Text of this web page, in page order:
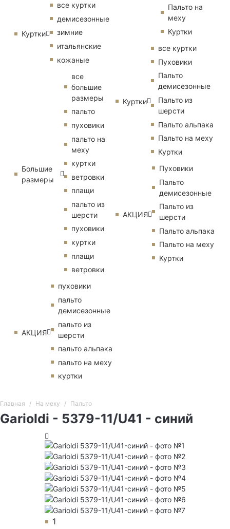
Куртки
все куртки
демисезонные
зимние
итальянские
кожаные
Большие
размеры
все
большие
размеры
пальто
пуховики
пальто на
меху
куртки
ветровки
плащи
пальто из
шерсти
пуховики
куртки
плащи
ветровки
АКЦИЯ
пуховики
пальто
демисезонные
пальто из
шерсти
пальто альпака
пальто на меху
куртки
Пальто на
меху
Куртки
Куртки
все куртки
Пуховики
Пальто
демисезонные
Пальто из
шерсти
Пальто альпака
Пальто на меху
Куртки
АКЦИЯ
Пуховики
Пальто
демисезонные
Пальто из
шерсти
Пальто альпака
Пальто на меху
Куртки
Главная На меху Пальто
Garioldi - 5379-11/U41 - синий
1